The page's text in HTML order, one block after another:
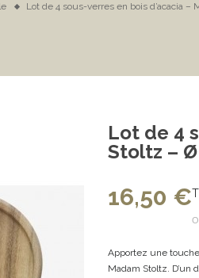
Lot de 4 sous-verres en bois d’acacia –
Lot de 4
Stoltz –
16,50 €
Apportez une
Madam Stoltz. D’un